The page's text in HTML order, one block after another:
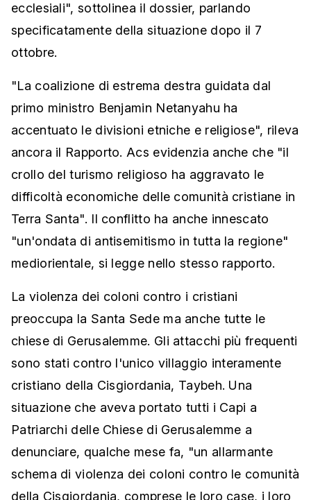
ecclesiali", sottolinea il dossier, parlando
specificatamente della situazione dopo il 7
ottobre.
"La coalizione di estrema destra guidata dal
primo ministro Benjamin Netanyahu ha
accentuato le divisioni etniche e religiose", rileva
ancora il Rapporto. Acs evidenzia anche che "il
crollo del turismo religioso ha aggravato le
difficoltà economiche delle comunità cristiane in
Terra Santa". Il conflitto ha anche innescato
"un'ondata di antisemitismo in tutta la regione"
mediorientale, si legge nello stesso rapporto.
La violenza dei coloni contro i cristiani
preoccupa la Santa Sede ma anche tutte le
chiese di Gerusalemme. Gli attacchi più frequenti
sono stati contro l'unico villaggio interamente
cristiano della Cisgiordania, Taybeh. Una
situazione che aveva portato tutti i Capi a
Patriarchi delle Chiese di Gerusalemme a
denunciare, qualche mese fa, "un allarmante
schema di violenza dei coloni contro le comunità
della Cisgiordania, comprese le loro case, i loro